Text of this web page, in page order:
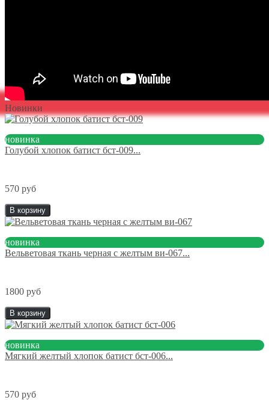
Новинки
новинка
Голубой хлопок батист бст-009...
570 руб
В корзину
новинка
Вельветовая ткань черная с желтым ви-067...
1800 руб
В корзину
новинка
Мягкий желтый хлопок батист бст-006...
570 руб